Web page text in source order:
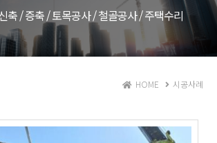
축 / 증축 / 토목공사 / 철골공사 / 주택수리
HOME 시공사례